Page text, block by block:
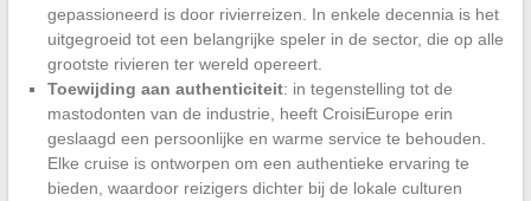
gepassioneerd is door rivierreizen. In enkele decennia is het
uitgegroeid tot een belangrijke speler in de sector, die op alle
grootste rivieren ter wereld opereert.
Toewijding aan authenticiteit: in tegenstelling tot de
mastodonten van de industrie, heeft CroisiEurope erin
geslaagd een persoonlijke en warme service te behouden.
Elke cruise is ontworpen om een authentieke ervaring te
bieden, waardoor reizigers dichter bij de lokale culturen